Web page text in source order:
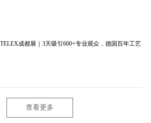
查看更多